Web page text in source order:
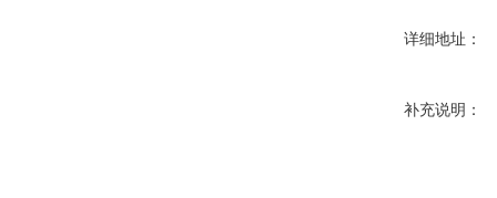
详细地址：
补充说明：